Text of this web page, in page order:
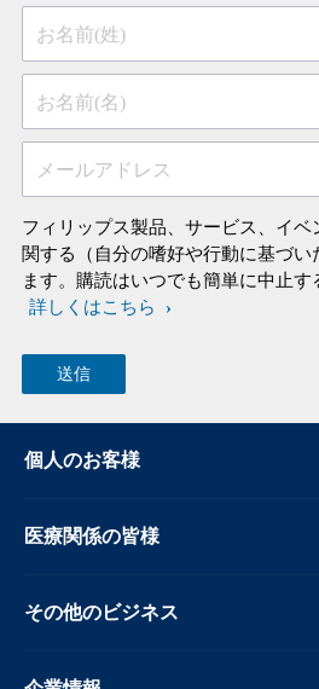
お名前(姓)
お名前(名)
メールアドレス
フィリップス製品、サービス、イベ
関する（自分の嗜好や行動に基づい
ます。購読はいつでも簡単に中止す
詳しくはこちら
個人のお客様
医療関係の皆様
その他のビジネス